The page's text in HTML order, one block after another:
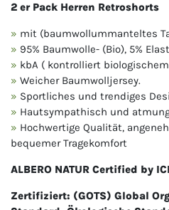
2 er Pack Herren Retroshorts
mit (baumwollummanteltes
95% Baumwolle- (Bio), 5%
kbA ( kontrolliert
Weicher Baumwolljersey.
Sportliches und trendiges
Hautsympathisch und
Hochwertige Qualität,
bequemer Tragekomfort
ALBERO NATUR Certified by
Zertifiziert: (GOTS) Global